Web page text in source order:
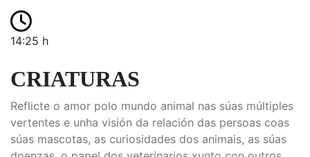
14:25 h
CRIATURAS
Reflicte o amor polo mundo animal nas súas múltiples
vertentes e unha visión da relación das persoas coas
súas mascotas, as curiosidades dos animais, as súas